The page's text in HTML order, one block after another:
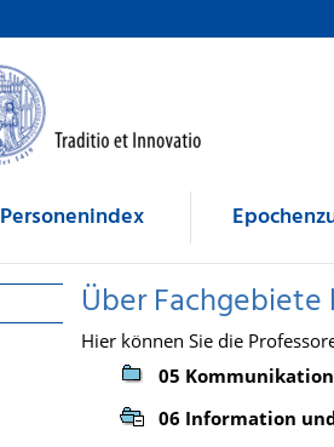
Personenindex
Über
Hier können Sie die
05
06 Information